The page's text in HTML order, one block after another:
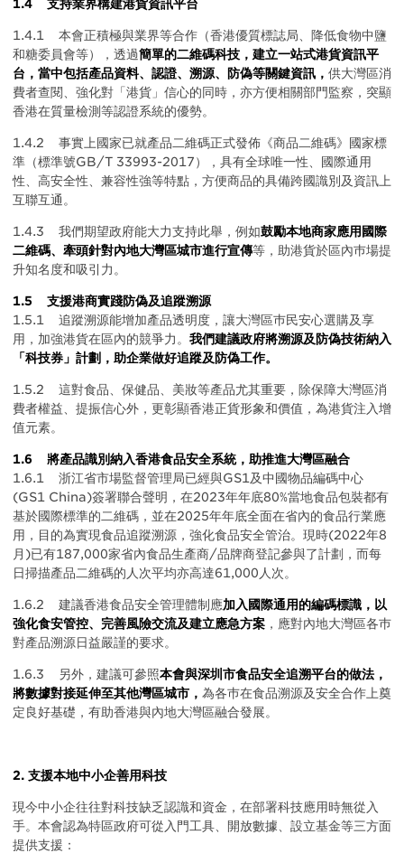
1.4 支持業界構建港貨資訊平台
1.4.1 本會正積極與業界等合作（香港優質標誌局、降低食物中鹽
和糖委員會等），透過簡單的二維碼科技，建立一站式港貨資訊平
台，當中包括產品資料、認證、溯源、防偽等關鍵資訊， 供大灣區消
費者查閱、強化對「港貨」信心的同時，亦方便相關部門監察，突顯
香港在質量檢測等認證系統的優勢。
1.4.2 事實上國家已就產品二維碼正式發佈《商品二維碼》國家標
準（標準號GB/T 33993-2017），具有全球唯一性、國際通用
性、高安全性、兼容性強等特點，方便商品的具備跨國識別及資訊上
互聯互通。
1.4.3 我們期望政府能大力支持此舉，例如鼓勵本地商家應用國際
二維碼、牽頭針對內地大灣區城市進行宣傳等，助港貨於區內巿場提
升知名度和吸引力。
1.5 支援港商實踐防偽及追蹤溯源
1.5.1 追蹤溯源能增加產品透明度，讓大灣區巿民安心選購及享
用，加強港貨在區內的競爭力。 我們建議政府將溯源及防偽技術納入
「科技券」計劃，助企業做好追蹤及防偽工作。
1.5.2 這對食品、保健品、美妝等產品尤其重要，除保障大灣區消
費者權益、提振信心外，更彰顯香港正貨形象和價值，為港貨注入增
值元素。
1.6 將產品識別納入香港食品安全系統，助推進大灣區融合
1.6.1 浙江省市場監督管理局已經與GS1及中國物品編碼中心
(GS1 China)簽署聯合聲明，在2023年年底80%當地食品包裝都有
基於國際標準的二維碼，並在2025年年底全面在省內的食品行業應
用，目的為實現食品追蹤溯源，強化食品安全管治。現時(2022年8
月)已有187,000家省內食品生產商/品牌商登記參與了計劃，而每
日掃描產品二維碼的人次平均亦高達61,000人次。
1.6.2 建議香港食品安全管理體制應加入國際通用的編碼標識，以
強化食安管控、完善風險交流及建立應急方案 ，應對內地大灣區各巿
對產品溯源日益嚴謹的要求。
1.6.3 另外，建議可參照本會與深圳市食品安全追溯平台的做法，
將數據對接延伸至其他灣區城市， 為各巿在食品溯源及安全合作上奠
定良好基礎，有助香港與內地大灣區融合發展。
2. 支援本地中小企善用科技
現今中小企往往對科技缺乏認識和資金，在部署科技應用時無從入
手。本會認為特區政府可從入門工具、開放數據、設立基金等三方面
提供支援：